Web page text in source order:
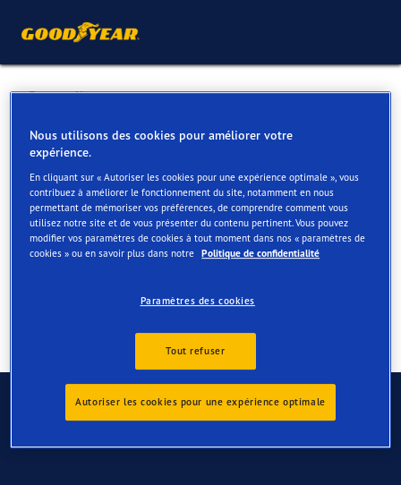
Retour liste
CITY AUTO
Services disponibles en ligne et en magasin
Contact Services Avis
Contactez-nous
Nous utilisons des cookies pour améliorer votre
expérience.
En cliquant sur « Autoriser les cookies pour une expérience optimale », vous
contribuez à améliorer le fonctionnement du site, notamment en nous
permettant de mémoriser vos préférences, de comprendre comment vous
utilisez notre site et de vous présenter du contenu pertinent. Vous pouvez
modifier vos paramètres de cookies à tout moment dans nos « paramètres de
cookies » ou en savoir plus dans notre Politique de confidentialité
Paramètres des cookies
Tout refuser
Autoriser les cookies pour une expérience optimale